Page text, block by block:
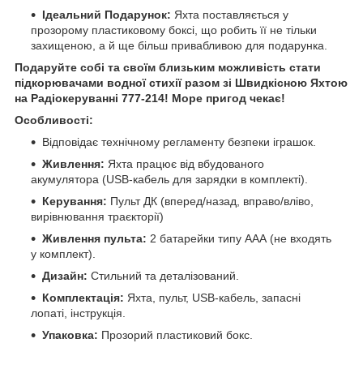
Ідеальний Подарунок: Яхта поставляється у
прозорому пластиковому боксі, що робить її не тільки
захищеною, а й ще більш привабливою для подарунка.
Подаруйте собі та своїм близьким можливість стати
підкорювачами водної стихії разом зі Швидкісною Яхтою
на Радіокеруванні 777-214! Море пригод чекає!
Особливості:
Відповідає технічному регламенту безпеки іграшок.
Живлення: Яхта працює від вбудованого
акумулятора (USB-кабель для зарядки в комплекті).
Керування: Пульт ДК (вперед/назад, вправо/вліво,
вирівнювання траєкторії)
Живлення пульта: 2 батарейки типу ААА (не входять
у комплект).
Дизайн: Стильний та деталізований.
Комплектація: Яхта, пульт, USB-кабель, запасні
лопаті, інструкція.
Упаковка: Прозорий пластиковий бокс.